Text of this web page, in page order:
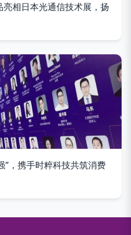
相日本光通信技术展，扬
”，携手时粹科技共筑消费